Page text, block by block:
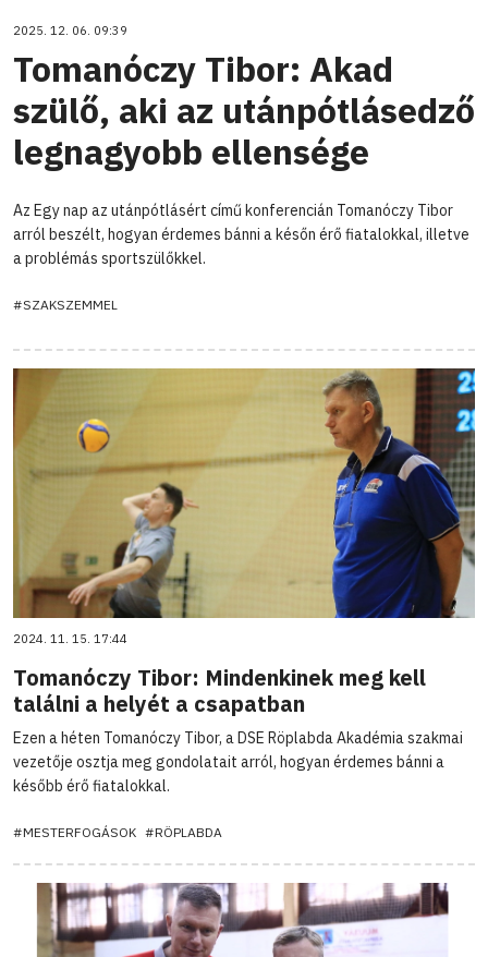
2025. 12. 06. 09:39
Tomanóczy Tibor: Akad
szülő, aki az utánpótlásedző
legnagyobb ellensége
Az Egy nap az utánpótlásért című konferencián Tomanóczy Tibor
arról beszélt, hogyan érdemes bánni a későn érő fiatalokkal, illetve
a problémás sportszülőkkel.
#SZAKSZEMMEL
2024. 11. 15. 17:44
Tomanóczy Tibor: Mindenkinek meg kell
találni a helyét a csapatban
Ezen a héten Tomanóczy Tibor, a DSE Röplabda Akadémia szakmai
vezetője osztja meg gondolatait arról, hogyan érdemes bánni a
később érő fiatalokkal.
#MESTERFOGÁSOK #RÖPLABDA